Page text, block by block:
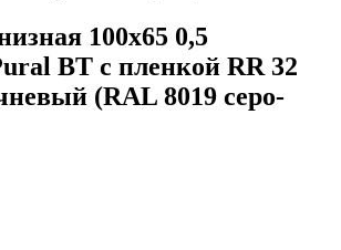
100х65 0,5
BT с пленкой RR 32
(RAL 8019 серо-